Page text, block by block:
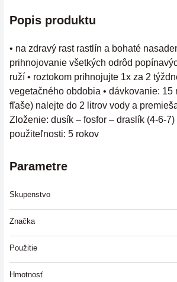
Popis produktu
• na zdravý rast rastlín a bohaté
prihnojovanie všetkých odrôd
ruží • roztokom prihnojujte 1x za 2
vegetačného obdobia • dávkovanie: 15
fľaše) nalejte do 2 litrov vody a
Zloženie: dusík – fosfor – draslík (4-6-7)
použiteľnosti: 5 rokov
Parametre
Skupenstvo
Značka
Použitie
Hmotnosť